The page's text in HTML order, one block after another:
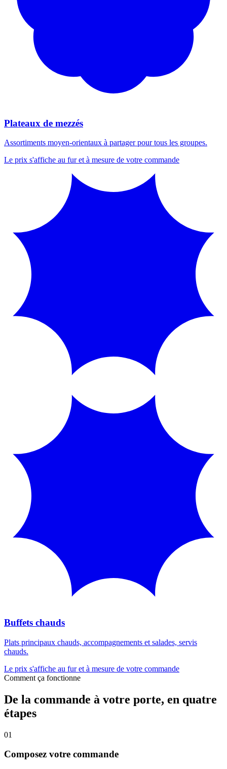
Plateaux de mezzés
Assortiments moyen-orientaux à partager pour tous les groupes.
Le prix s'affiche au fur et à mesure de votre commande
Buffets chauds
Plats principaux chauds, accompagnements et salades, servis
chauds.
Le prix s'affiche au fur et à mesure de votre commande
Comment ça fonctionne
De la commande à votre porte, en quatre
étapes
01
Composez votre commande